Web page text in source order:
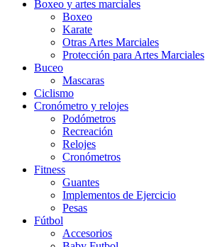
Boxeo y artes marciales
Boxeo
Karate
Otras Artes Marciales
Protección para Artes Marciales
Buceo
Mascaras
Ciclismo
Cronómetro y relojes
Podómetros
Recreación
Relojes
Cronómetros
Fitness
Guantes
Implementos de Ejercicio
Pesas
Fútbol
Accesorios